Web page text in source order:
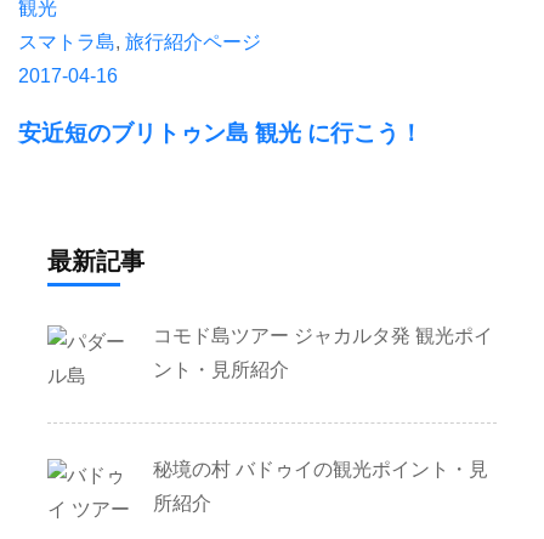
スマトラ島, 旅行紹介ページ
2017-04-16
安近短のブリトゥン島 観光 に行こう！
最新記事
コモド島ツアー ジャカルタ発 観光ポイ
ント・見所紹介
秘境の村 バドゥイの観光ポイント・見
所紹介